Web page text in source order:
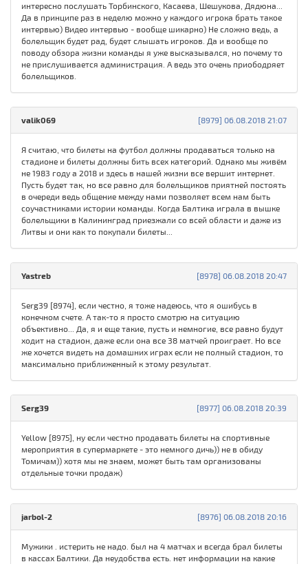
интересно послушать Торбинского, Касаева, Шешукова, Дядюна...
Да в принципе раз в неделю можно у каждого игрока брать такое
интервью) Видео интервью - вообще шикарно) Не сложно ведь, а
болельщик будет рад, будет слышать игроков. Да и вообще по
поводу обзора жизни команды я уже высказывался, но почему то
не прислушивается администрация. А ведь это очень приободряет
болельщиков.
[8979] 06.08.2018 21:07
valik069
Я считаю, что билеты на футбол должны продаваться только на
стадионе и билеты должны бить всех категорий. Однако мы живём
не 1983 году а 2018 и здесь в нашей жизни все вершит интернет.
Пусть будет так, но все равно для болельщиков приятней постоять
в очереди ведь общение между нами позволяет всем нам быть
соучастниками истории команды. Когда Балтика играла в вышке
болельщики в Калининград приезжали со всей области и даже из
Литвы и они как то покупали билеты...
[8978] 06.08.2018 20:47
Yastreb
Serg39 [8974], если честно, я тоже надеюсь, что я ошибусь в
конечном счете. А так-то я просто смотрю на ситуацию
объективно... Да, я и еще такие, пусть и немногие, все равно будут
ходит на стадион, даже если она все 38 матчей проиграет. Но все
же хочется видеть на домашних играх если не полный стадион, то
максимально приближенный к этому результат.
[8977] 06.08.2018 20:39
Serg39
Yellow [8975], ну если честно продавать билеты на спортивные
мероприятия в супермаркете - это немного дичь)) не в обиду
Томичам)) хотя мы не знаем, может быть там организованы
отдельные точки продаж)
[8976] 06.08.2018 20:16
jarbol-2
Мужики . истерить не надо. был на 4 матчах и всегда брал билеты
в кассах Балтики. Да неудобства есть. нет информации на какие